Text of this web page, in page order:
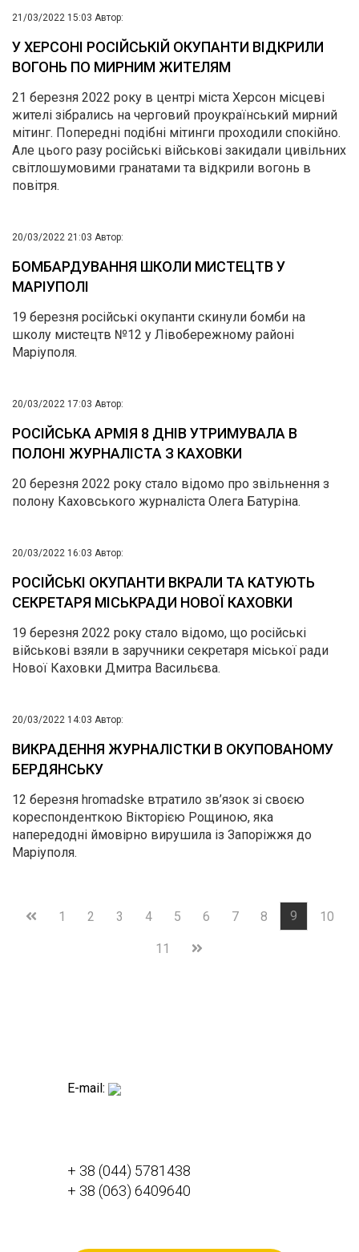
21/03/2022 15:03 Автор:
У ХЕРСОНІ РОСІЙСЬКІЙ ОКУПАНТИ ВІДКРИЛИ
ВОГОНЬ ПО МИРНИМ ЖИТЕЛЯМ
21 березня 2022 року в центрі міста Херсон місцеві
жителі зібрались на черговий проукраїнський мирний
мітинг. Попередні подібні мітинги проходили спокійно.
Але цього разу російські військові закидали цивільних
світлошумовими гранатами та відкрили вогонь в
повітря.
20/03/2022 21:03 Автор:
БОМБАРДУВАННЯ ШКОЛИ МИСТЕЦТВ У
МАРІУПОЛІ
19 березня російські окупанти скинули бомби на
школу мистецтв №12 у Лівобережному районі
Маріуполя.
20/03/2022 17:03 Автор:
РОСІЙСЬКА АРМІЯ 8 ДНІВ УТРИМУВАЛА В
ПОЛОНІ ЖУРНАЛІСТА З КАХОВКИ
20 березня 2022 року стало відомо про звільнення з
полону Каховського журналіста Олега Батуріна.
20/03/2022 16:03 Автор:
РОСІЙСЬКІ ОКУПАНТИ ВКРАЛИ ТА КАТУЮТЬ
СЕКРЕТАРЯ МІСЬКРАДИ НОВОЇ КАХОВКИ
19 березня 2022 року стало відомо, що російські
військові взяли в заручники секретаря міської ради
Нової Каховки Дмитра Васильєва.
20/03/2022 14:03 Автор:
ВИКРАДЕННЯ ЖУРНАЛІСТКИ В ОКУПОВАНОМУ
БЕРДЯНСЬКУ
12 березня hromadske втратило зв’язок зі своєю
кореспонденткою Вікторією Рощиною, яка
напередодні ймовірно вирушила із Запоріжжя до
Маріуполя.
1 2 3 4 5 6 7 8 9 10
11
E-mail:
+ 38 (044) 5781438
+ 38 (063) 6409640